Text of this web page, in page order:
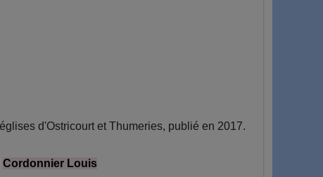
d'Ostricourt et Thumeries, publié en 2017.
Cordonnier Louis